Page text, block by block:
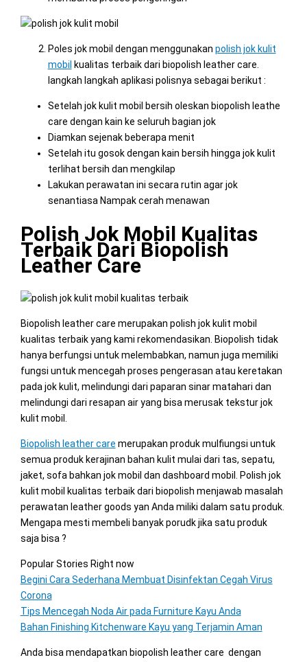
Poles jok mobil dengan menggunakan polish jok kulit
mobil kualitas terbaik dari biopolish leather care.
langkah langkah aplikasi polisnya sebagai berikut :
Setelah jok kulit mobil bersih oleskan biopolish leathe
care dengan kain ke seluruh bagian jok
Diamkan sejenak beberapa menit
Setelah itu gosok dengan kain bersih hingga jok kulit
terlihat bersih dan mengkilap
Lakukan perawatan ini secara rutin agar jok
senantiasa Nampak cerah menawan
Polish Jok Mobil Kualitas
Terbaik Dari Biopolish
Leather Care
Biopolish leather care merupakan polish jok kulit mobil
kualitas terbaik yang kami rekomendasikan. Biopolish tidak
hanya berfungsi untuk melembabkan, namun juga memiliki
fungsi untuk mencegah proses pengerasan atau keretakan
pada jok kulit, melindungi dari paparan sinar matahari dan
melindungi dari resapan air yang bisa merusak tekstur jok
kulit mobil.
Biopolish leather care merupakan produk mulfiungsi untuk
semua produk kerajinan bahan kulit mulai dari tas, sepatu,
jaket, sofa bahkan jok mobil dan dashboard mobil. Polish jok
kulit mobil kualitas terbaik dari biopolish menjawab masalah
perawatan leather goods yan Anda miliki dalam satu produk.
Mengapa mesti membeli banyak porudk jika satu produk
saja bisa ?
Popular Stories Right now
Begini Cara Sederhana Membuat Disinfektan Cegah Virus
Corona
Tips Mencegah Noda Air pada Furniture Kayu Anda
Bahan Finishing Kitchenware Kayu yang Terjamin Aman
Anda bisa mendapatkan biopolish leather care dengan